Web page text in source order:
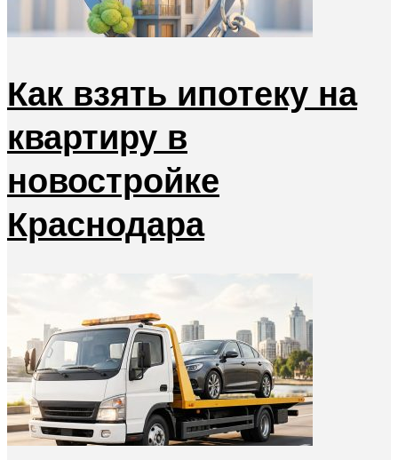
Как взять ипотеку на
квартиру в
новостройке
Краснодара